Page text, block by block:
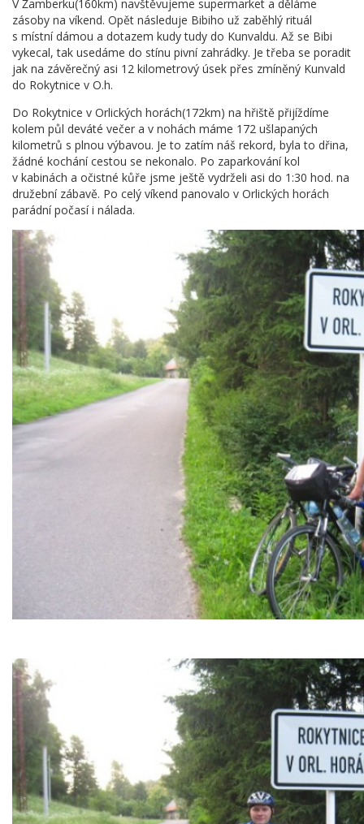
V Žamberku(160km) navštěvujeme supermarket a děláme
zásoby na víkend. Opět následuje Bibiho už zaběhlý rituál
s místní dámou a dotazem kudy tudy do Kunvaldu. Až se Bibi
vykecal, tak usedáme do stínu pivní zahrádky. Je třeba se poradit
jak na závěrečný asi 12 kilometrový úsek přes zmíněný Kunvald
do Rokytnice v O.h.
Do Rokytnice v Orlických horách(172km) na hřiště přijíždíme
kolem půl deváté večer a v nohách máme 172 ušlapaných
kilometrů s plnou výbavou. Je to zatím náš rekord, byla to dřina,
žádné kochání cestou se nekonalo. Po zaparkování kol
v kabinách a očistné kůře jsme ještě vydrželi asi do 1:30 hod. na
družební zábavě. Po celý víkend panovalo v Orlických horách
parádní počasí i nálada.